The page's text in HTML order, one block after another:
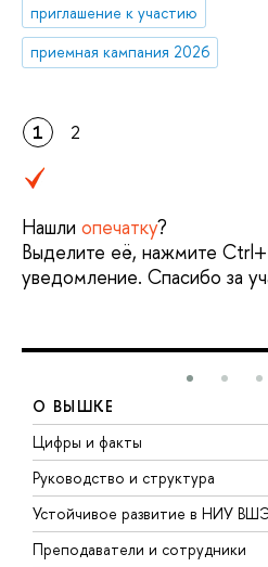
приглашение к участию
приемная кампания 2026
1 2
Нашли опечатку?
Выделите её, нажмите
уведомление. Спасибо за
О ВЫШКЕ
Цифры и факты
Руководство и структура
Устойчивое развитие в НИУ
Преподаватели и сотрудники